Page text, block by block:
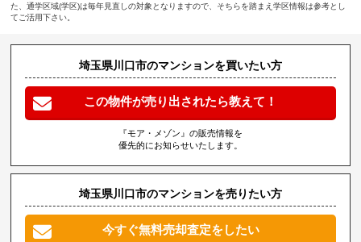
た、通学区域(学区)は毎年見直しの対象となりますので、そちらを踏まえ学区情報は参考とし
てご活用下さい。
埼玉県川口市のマンションを買いたい方
この物件が売り出されたら教えて！
『モア・メゾン』の販売情報を
優先的にお知らせいたします。
埼玉県川口市のマンションを売りたい方
今すぐ無料売却査定をしたい